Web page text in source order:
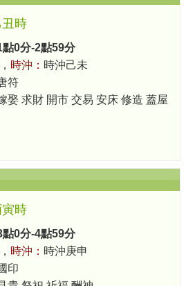
時
0分-2點59分
時沖： 時沖己未
符
娶 求財 開市 交易 安床 修造 蓋屋
時
0分-4點59分
時沖： 時沖庚申
印